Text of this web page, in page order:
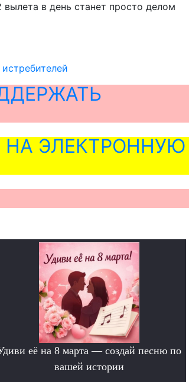
в день станет просто делом
ЭЛЕКТРОННУЮ
её на 8 марта — создай песню по
вашей истории